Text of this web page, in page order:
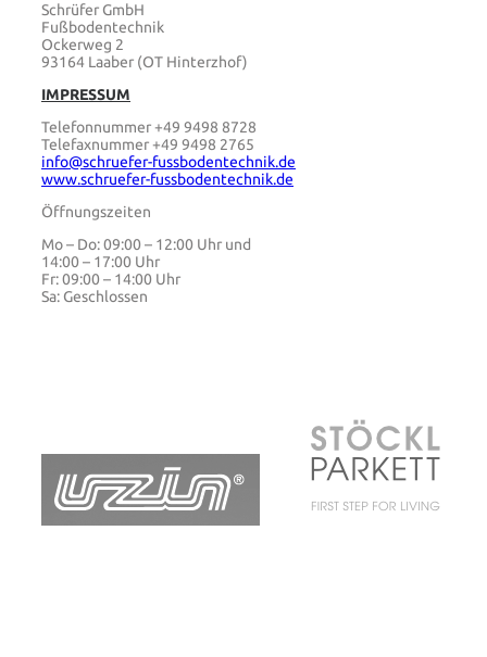
Schrüfer GmbH
Fußbodentechnik
Ockerweg 2
93164 Laaber (OT Hinterzhof)
IMPRESSUM
Telefonnummer +49 9498 8728
Telefaxnummer +49 9498 2765
info@schruefer-fussbodentechnik.de
www.schruefer-fussbodentechnik.de
Öffnungszeiten
Mo – Do: 09:00 – 12:00 Uhr und
14:00 – 17:00 Uhr
Fr: 09:00 – 14:00 Uhr
Sa: Geschlossen